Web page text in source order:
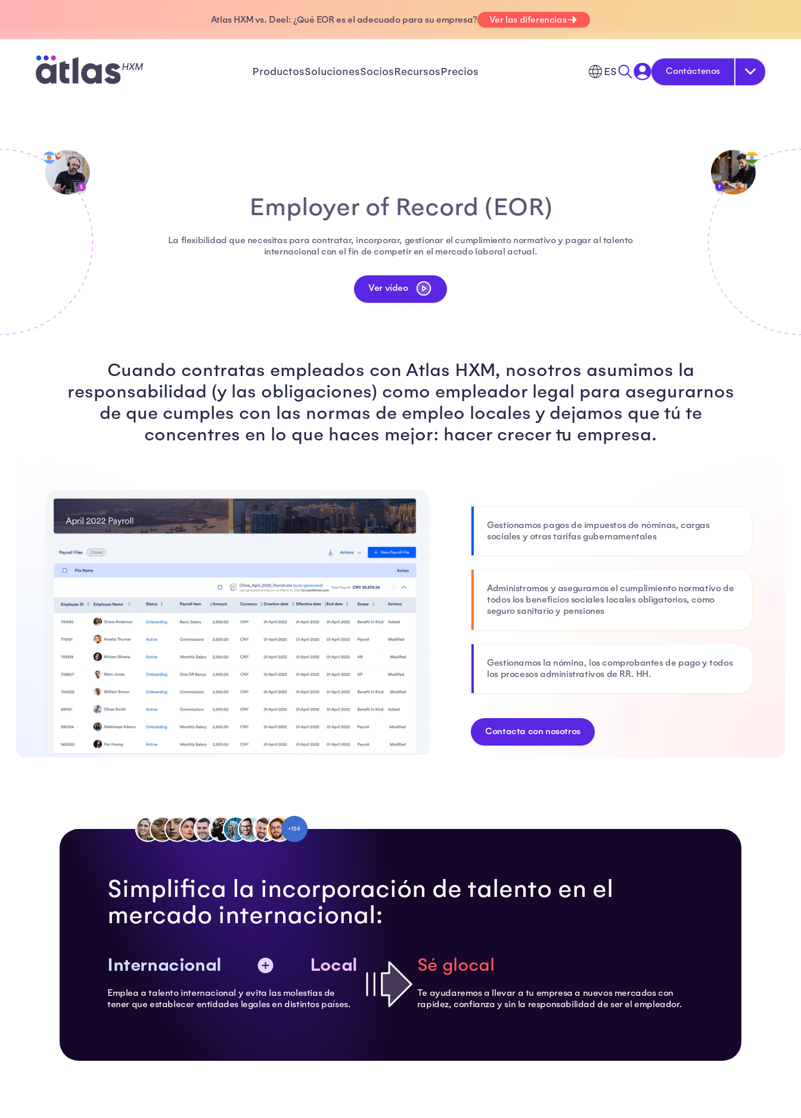
Atlas HXM vs. Deel: ¿Qué EOR es el adecuado para su empresa? Ver las diferencias
ProductosSolucionesSociosRecursosPrecios ES Contáctenos
Employer of Record (EOR)
La flexibilidad que necesitas para contratar, incorporar, gestionar el cumplimiento normativo y pagar al talento
internacional con el fin de competir en el mercado laboral actual.
Ver vídeo
Cuando contratas empleados con Atlas HXM, nosotros asumimos la
responsabilidad (y las obligaciones) como empleador legal para asegurarnos
de que cumples con las normas de empleo locales y dejamos que tú te
concentres en lo que haces mejor: hacer crecer tu empresa.
Gestionamos pagos de impuestos de nóminas, cargas
sociales y otras tarifas gubernamentales
Administramos y aseguramos el cumplimiento normativo de
todos los beneficios sociales locales obligatorios, como
seguro sanitario y pensiones
Gestionamos la nómina, los comprobantes de pago y todos
los procesos administrativos de RR. HH.
Contacta con nosotros
+154
Simplifica la incorporación de talento en el
mercado internacional:
Internacional Local
Emplea a talento internacional y evita las molestias de
tener que establecer entidades legales en distintos países.
Sé glocal
Te ayudaremos a llevar a tu empresa a nuevos mercados con
rapidez, confianza y sin la responsabilidad de ser el empleador.